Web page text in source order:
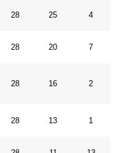
28 25 4
28 20 7
28 16 2
28 13 1